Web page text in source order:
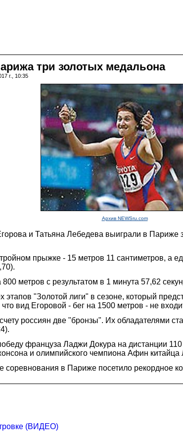
три золотых медальона
г., 10:35
Архив NEWSru.com
и Татьяна Лебедева выиграли в
прыжке - 15 метров 11 сантиметров, а
метров с результатом в 1 минута 57,62
"Золотой лиги" в сезоне, который
вид Егоровой - бег на 1500 метров - не
россиян две "бронзы". Их обладателями
француза Ладжи Докура на дистанции
и олимпийского чемпиона Афин
соревнования в Париже посетило рекордное
(ВИДЕО)